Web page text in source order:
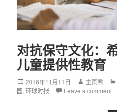
对抗保守文化：
儿童提供性教育
Posted
on
2016年11月11日 Author
主页君
园,环球时报 Leave a comment